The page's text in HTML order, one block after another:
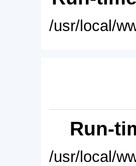
/usr/local/
Run-
/usr/local/